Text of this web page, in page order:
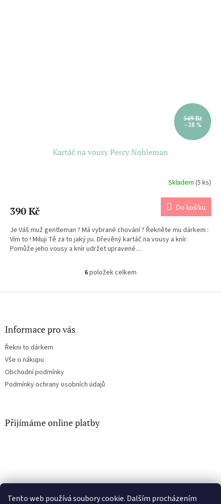
Tento web používá soubory cookie. Dalším procházením
549 Kč
–28 %
Kartáč na vousy Percy Nobleman
Skladem (5 ks)
390 Kč Do košíku
Je Váš muž gentleman ? Má vybrané chování ? Řekněte mu dárkem :
Vím to ! Miluji Tě za to jaký jsi. Dřevěný kartáč na vousy a knír.
Pomůže jeho vousy a knír udržet upravené....
O
l
6položek celkem
Z
Informace pro vás
Řekni to dárkem
Vše o nákupu
Obchodní podmínky
Podmínky ochrany osobních údajů
Přijímáme online platby
Facebook